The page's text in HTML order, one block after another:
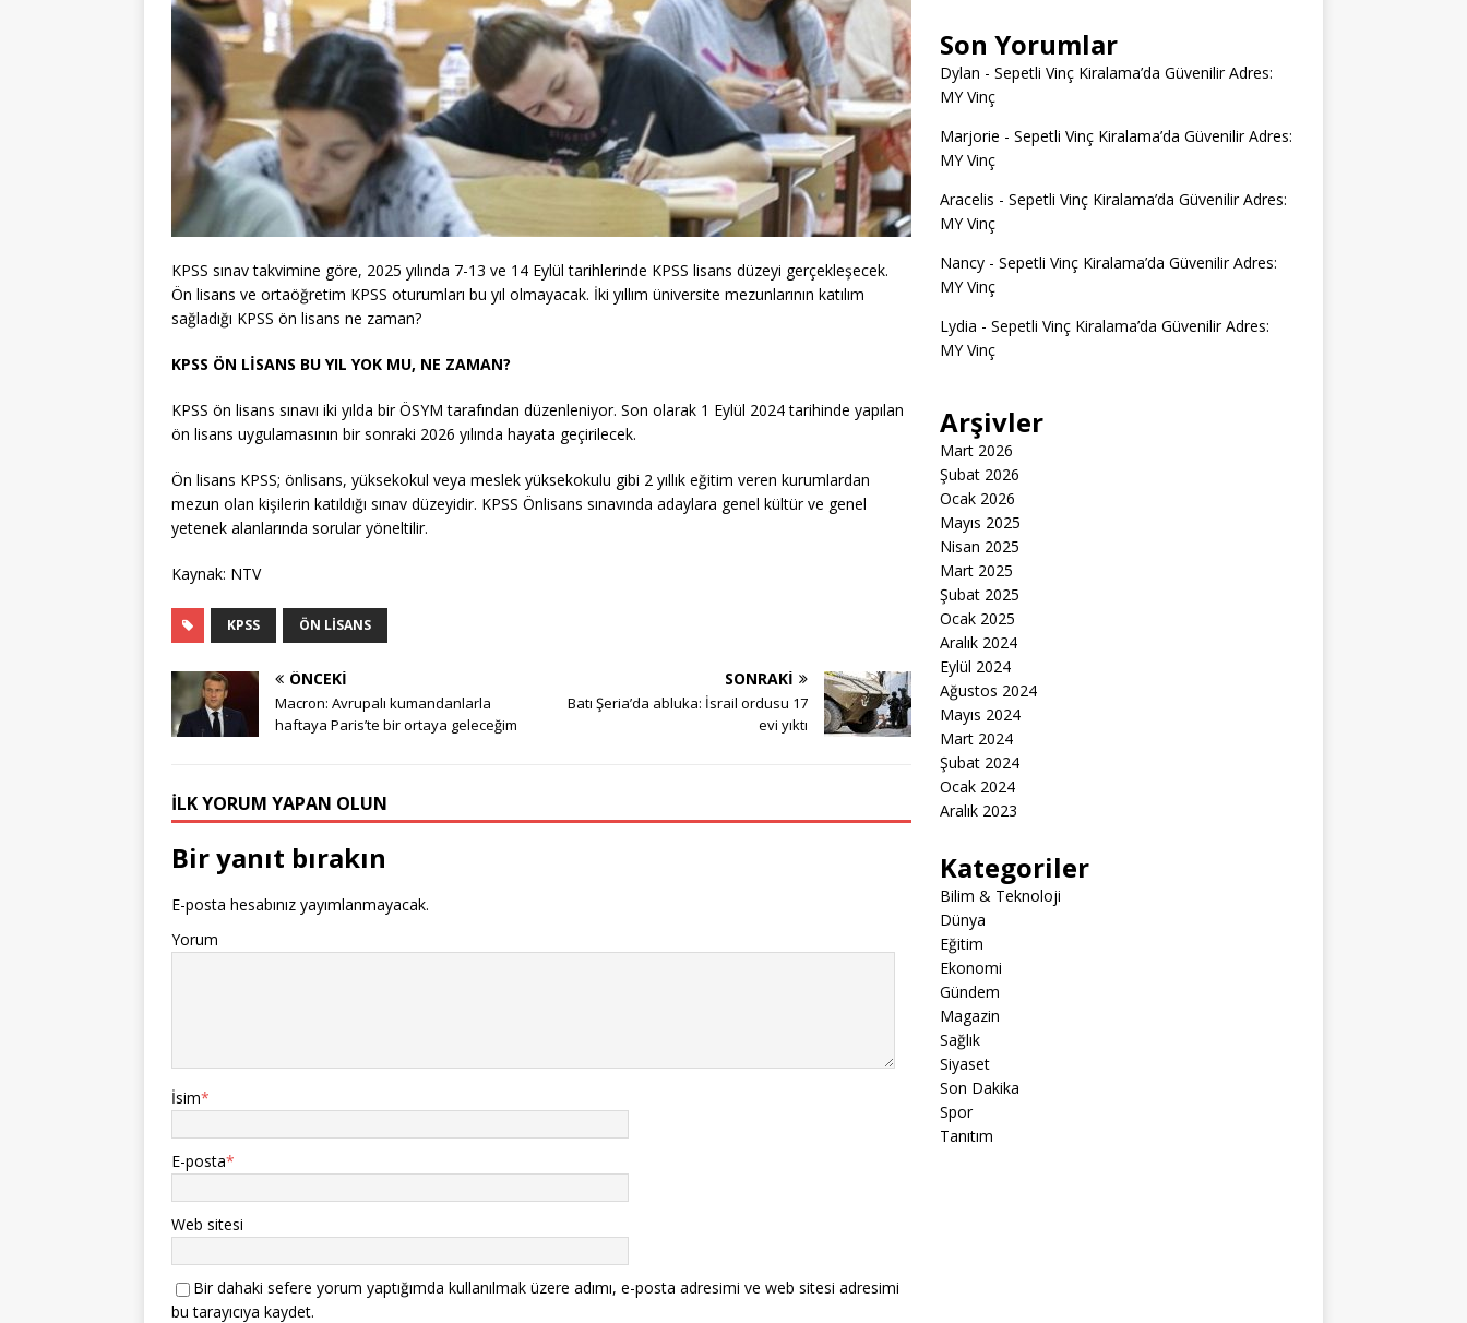
KPSS sınav takvimine göre, 2025 yılında 7-13 ve 14 Eylül tarihlerinde KPSS lisans düzeyi gerçekleşecek.
Ön lisans ve ortaöğretim KPSS oturumları bu yıl olmayacak. İki yıllım üniversite mezunlarının katılım
sağladığı KPSS ön lisans ne zaman?
KPSS ÖN LİSANS BU YIL YOK MU, NE ZAMAN?
KPSS ön lisans sınavı iki yılda bir ÖSYM tarafından düzenleniyor. Son olarak 1 Eylül 2024 tarihinde yapılan
ön lisans uygulamasının bir sonraki 2026 yılında hayata geçirilecek.
Ön lisans KPSS; önlisans, yüksekokul veya meslek yüksekokulu gibi 2 yıllık eğitim veren kurumlardan
mezun olan kişilerin katıldığı sınav düzeyidir. KPSS Önlisans sınavında adaylara genel kültür ve genel
yetenek alanlarında sorular yöneltilir.
Kaynak: NTV
KPSS ÖN LISANS
ÖNCEKI
Macron: Avrupalı kumandanlarla
haftaya Paris’te bir ortaya geleceğim
SONRAKI
Batı Şeria’da abluka: İsrail ordusu 17
evi yıktı
İLK YORUM YAPAN OLUN
Bir yanıt bırakın
E-posta hesabınız yayımlanmayacak.
Yorum
İsim*
E-posta*
Web sitesi
Bir dahaki sefere yorum yaptığımda kullanılmak üzere adımı, e-posta adresimi ve web sitesi adresimi
bu tarayıcıya kaydet.
Son Yorumlar
Dylan - Sepetli Vinç Kiralama’da Güvenilir Adres:
MY Vinç
Marjorie - Sepetli Vinç Kiralama’da Güvenilir Adres:
MY Vinç
Aracelis - Sepetli Vinç Kiralama’da Güvenilir Adres:
MY Vinç
Nancy- Sepetli Vinç Kiralama’da Güvenilir Adres:
MY Vinç
Lydia - Sepetli Vinç Kiralama’da Güvenilir Adres:
MY Vinç
Arşivler
Mart 2026
Şubat 2026
Ocak 2026
Mayıs 2025
Nisan 2025
Mart 2025
Şubat 2025
Ocak 2025
Aralık 2024
Eylül 2024
Ağustos 2024
Mayıs 2024
Mart 2024
Şubat 2024
Ocak 2024
Aralık 2023
Kategoriler
Bilim & Teknoloji
Dünya
Eğitim
Ekonomi
Gündem
Magazin
Sağlık
Siyaset
Son Dakika
Spor
Tanıtım